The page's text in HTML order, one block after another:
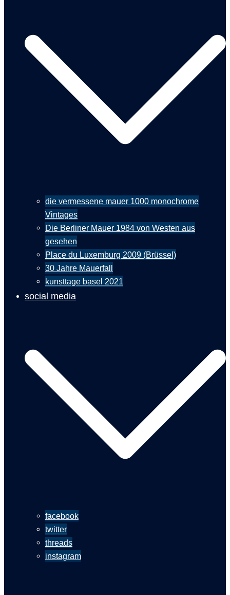
die vermessene mauer 1000 monochrome
Vintages
Die Berliner Mauer 1984 von Westen aus
gesehen
Place du Luxemburg 2009 (Brüssel)
30 Jahre Mauerfall
kunsttage basel 2021
social media
facebook
twitter
threads
instagram